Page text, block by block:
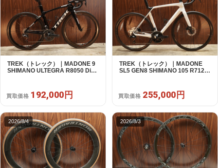
TREK（トレック）｜MADONE 9
SHIMANO ULTEGRA R8050 Di2
買取価格 192,000円
TREK（トレック）｜MADONE
SL5 GEN8 SHIMANO 105 R7120
買取価格 255,000円
2026/8/4 2026/8/3